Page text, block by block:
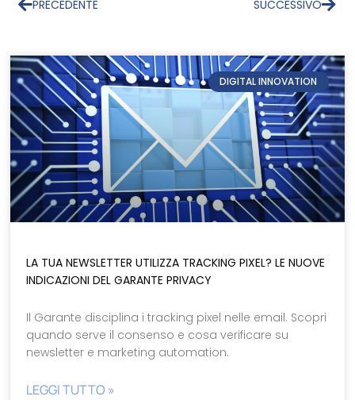
PRECEDENTE SUCCESSIVO
DIGITAL INNOVATION
LA TUA NEWSLETTER UTILIZZA TRACKING PIXEL? LE NUOVE
INDICAZIONI DEL GARANTE PRIVACY
Il Garante disciplina i tracking pixel nelle email. Scopri
quando serve il consenso e cosa verificare su
newsletter e marketing automation.
LEGGI TUTTO »